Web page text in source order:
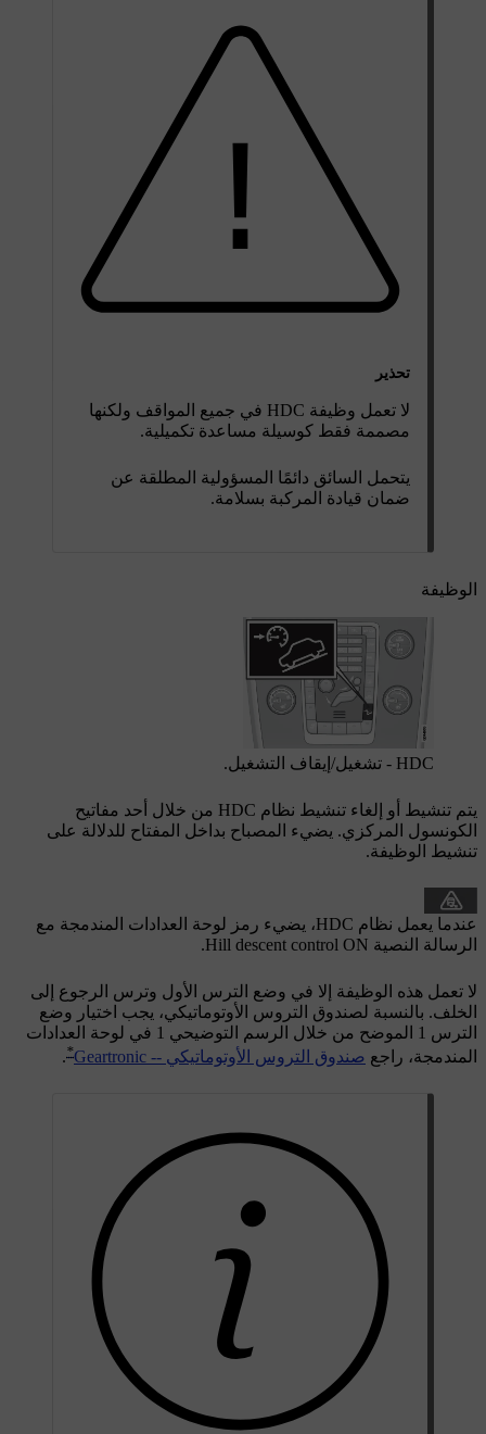
تحذير
لا تعمل وظيفة HDC في جميع المواقف ولكنها
مصممة فقط كوسيلة مساعدة تكميلية.
يتحمل السائق دائمًا المسؤولية المطلقة عن
ضمان قيادة المركبة بسلامة.
الوظيفة
HDC - تشغيل/إيقاف التشغيل.
يتم تنشيط أو إلغاء تنشيط نظام HDC من خلال أحد مفاتيح
الكونسول المركزي. يضيء المصباح بداخل المفتاح للدلالة على
تنشيط الوظيفة.
عندما يعمل نظام HDC، يضيء رمز لوحة العدادات المندمجة مع
الرسالة النصية Hill descent control ON
.
لا تعمل هذه الوظيفة إلا في وضع الترس الأول وترس الرجوع إلى
الخلف. بالنسبة لصندوق التروس الأوتوماتيكي، يجب اختيار وضع
الترس 1 الموضح من خلال الرسم التوضيحي 1 في لوحة العدادات
المندمجة، راجع صندوق التروس الأوتوماتيكي -- Geartronic *
.